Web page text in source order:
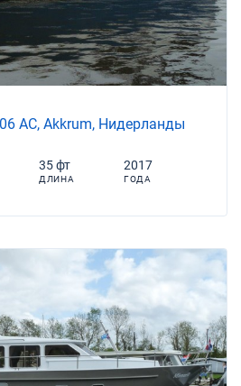
AC, Akkrum, Нидерланды
35 фт
ДЛИНА
2017
ГОДА